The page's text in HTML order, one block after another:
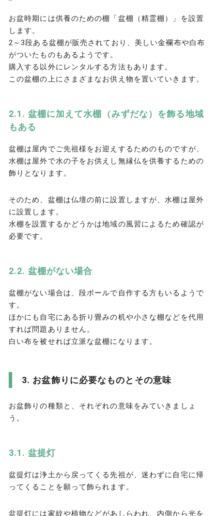
お盆時期には供養のための棚「盆棚（精霊棚）」を設置
します。
2～3段ある盆棚が販売されており、美しい金襴布や白布
がついたものもあるようです。
購入する以外にレンタルする方法もあります。
この盆棚の上にさまざまなお供え物を置いていきます。
盆棚に加えて水棚（みずだな）を飾る地域
もある
盆棚は屋内でご先祖様をお迎えするためのものですが、
水棚は屋外で水の子をお供えし無縁仏を供養するための
飾りとなります。
そのため、盆棚は仏壇の前に設置しますが、水棚は屋外
に設置します。
水棚を設置するかどうかは地域の風習によるため確認が
必要です。
盆棚がない場合
盆棚がない場合は、段ボールで自作する方もいるようで
す。
ほかにも自宅にある折り畳みの机や小さな棚などを代用
すれば問題ありません。
白い布を被せれば立派な盆棚になります。
お盆飾りに必要なものとその意味
お盆飾りの種類と、それぞれの意味をみていきましょ
う。
盆提灯
盆提灯は浄土から戻ってくる先祖が、迷わずに自宅に帰
ってくることを願って飾られます。
盆提灯には家紋や植物などがあしらわれ、内側から光を